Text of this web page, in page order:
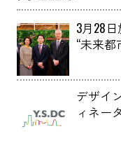
3月28
“未来都
信時が
デザイ
ィネー